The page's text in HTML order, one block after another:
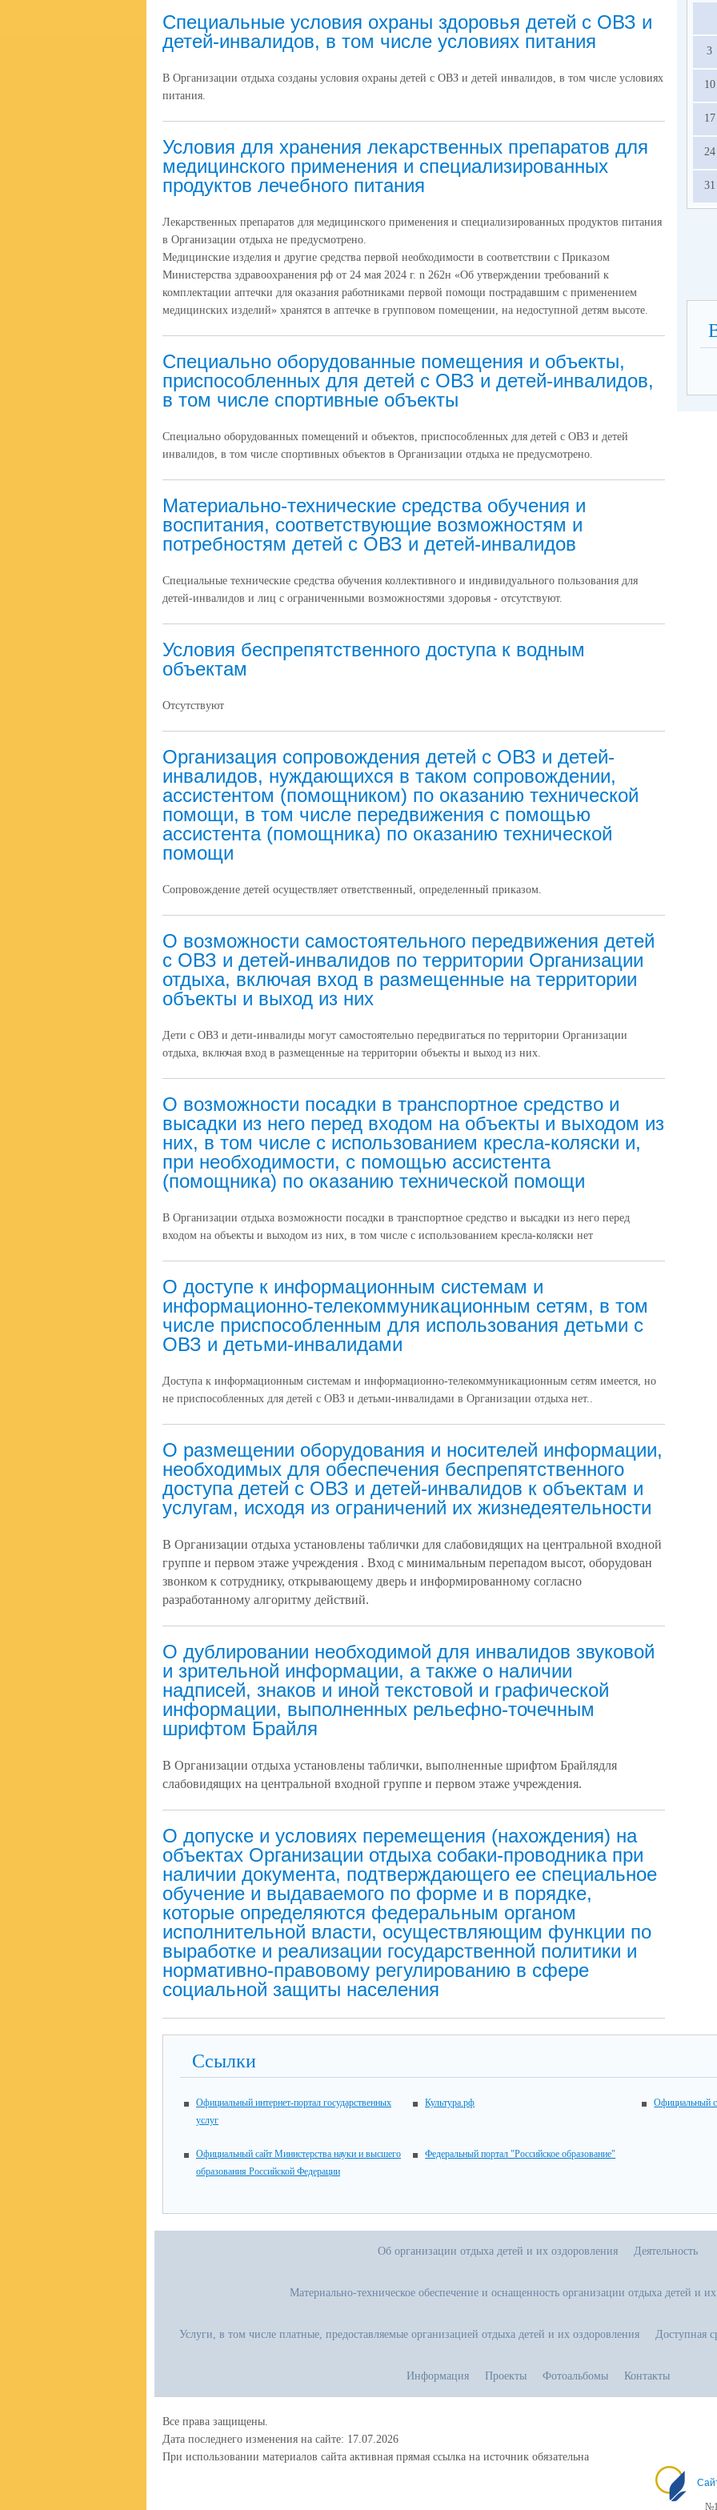
Специальные условия охраны здоровья детей с ОВЗ и
детей-инвалидов, в том числе условиях питания
В Организации отдыха созданы условия охраны детей с ОВЗ и детей инвалидов, в том числе условиях
питания.
Условия для хранения лекарственных препаратов для
медицинского применения и специализированных
продуктов лечебного питания
Лекарственных препаратов для медицинского применения и специализированных продуктов питания
в Организации отдыха не предусмотрено.
Медицинские изделия и другие средства первой необходимости в соответствии с Приказом
Министерства здравоохранения рф от 24 мая 2024 г. n 262н «Об утверждении требований к
комплектации аптечки для оказания работниками первой помощи пострадавшим с применением
медицинских изделий» хранятся в аптечке в групповом помещении, на недоступной детям высоте.
Специально оборудованные помещения и объекты,
приспособленных для детей с ОВЗ и детей-инвалидов,
в том числе спортивные объекты
Специально оборудованных помещений и объектов, приспособленных для детей с ОВЗ и детей
инвалидов, в том числе спортивных объектов в Организации отдыха не предусмотрено.
Материально-технические средства обучения и
воспитания, соответствующие возможностям и
потребностям детей с ОВЗ и детей-инвалидов
Специальные технические средства обучения коллективного и индивидуального пользования для
детей-инвалидов и лиц с ограниченными возможностями здоровья - отсутствуют.
Условия беспрепятственного доступа к водным
объектам
Отсутствуют
Организация сопровождения детей с ОВЗ и детей-
инвалидов, нуждающихся в таком сопровождении,
ассистентом (помощником) по оказанию технической
помощи, в том числе передвижения с помощью
ассистента (помощника) по оказанию технической
помощи
Сопровождение детей осуществляет ответственный, определенный приказом.
О возможности самостоятельного передвижения детей
с ОВЗ и детей-инвалидов по территории Организации
отдыха, включая вход в размещенные на территории
объекты и выход из них
Дети с ОВЗ и дети-инвалиды могут самостоятельно передвигаться по территории Организации
отдыха, включая вход в размещенные на территории объекты и выход из них.
О возможности посадки в транспортное средство и
высадки из него перед входом на объекты и выходом из
них, в том числе с использованием кресла-коляски и,
при необходимости, с помощью ассистента
(помощника) по оказанию технической помощи
В Организации отдыха возможности посадки в транспортное средство и высадки из него перед
входом на объекты и выходом из них, в том числе с использованием кресла-коляски нет
О доступе к информационным системам и
информационно-телекоммуникационным сетям, в том
числе приспособленным для использования детьми с
ОВЗ и детьми-инвалидами
Доступа к информационным системам и информационно-телекоммуникационным сетям имеется, но
не приспособленных для детей с ОВЗ и детьми-инвалидами в Организации отдыха нет..
О размещении оборудования и носителей информации,
необходимых для обеспечения беспрепятственного
доступа детей с ОВЗ и детей-инвалидов к объектам и
услугам, исходя из ограничений их жизнедеятельности
В Организации отдыха установлены таблички для слабовидящих на центральной входной
группе и первом этаже учреждения . Вход с минимальным перепадом высот, оборудован
звонком к сотруднику, открывающему дверь и информированному согласно
разработанному алгоритму действий.
О дублировании необходимой для инвалидов звуковой
и зрительной информации, а также о наличии
надписей, знаков и иной текстовой и графической
информации, выполненных рельефно-точечным
шрифтом Брайля
В Организации отдыха установлены таблички, выполненные шрифтом Брайлядля
слабовидящих на центральной входной группе и первом этаже учреждения.
О допуске и условиях перемещения (нахождения) на
объектах Организации отдыха собаки-проводника при
наличии документа, подтверждающего ее специальное
обучение и выдаваемого по форме и в порядке,
которые определяются федеральным органом
исполнительной власти, осуществляющим функции по
выработке и реализации государственной политики и
нормативно-правовому регулированию в сфере
социальной защиты населения
3
10
17
24
31
Ссылки
Официальный интернет-портал государственных
услуг
Культура.рф Официальный
Официальный сайт Министерства науки и высшего
образования Российской Федерации
Федеральный портал "Российское образование"
Об организации отдыха детей и их оздоровления Деятельность
Материально-техническое обеспечение и оснащенность организации отдыха детей и
Услуги, в том числе платные, предоставляемые организацией отдыха детей и их оздоровления Доступная
Информация Проекты Фотоальбомы Контакты
Все права защищены.
Дата последнего изменения на сайте: 17.07.2026
При использовании материалов сайта активная прямая ссылка на источник обязательна